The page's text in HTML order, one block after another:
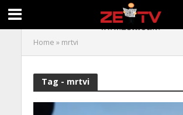
Home » mrtvi
Tag - mrtvi